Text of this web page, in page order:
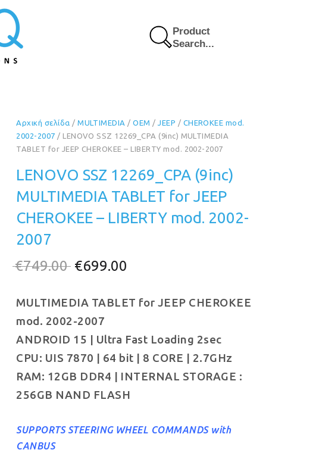
Product
Search...
Αρχική σελίδα /MULTIMEDIA /OEM /JEEP / CHEROKEE mod.
2002-2007 / LENOVO SSZ 12269_CPA (9inc) MULTIMEDIA
TABLET for JEEP CHEROKEE – LIBERTY mod. 2002-2007
LENOVO SSZ 12269_CPA (9inc)
MULTIMEDIA TABLET for JEEP
CHEROKEE – LIBERTY mod. 2002-
2007
€749.00 Original
was:
€749.00.
€699.00
τιμή
€699.00.
MULTIMEDIA TABLET for JEEP CHEROKEE
mod. 2002-2007
ANDROID 15 | Ultra Fast Loading 2sec
CPU: UIS 7870 | 64 bit | 8 CORE | 2.7GHz
RAM: 12GB DDR4 | INTERNAL STORAGE :
256GB NAND FLASH
SUPPORTS STEERING WHEEL COMMANDS with
CANBUS